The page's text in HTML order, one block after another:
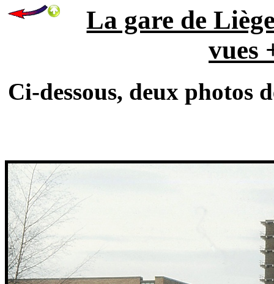
La gare de
vues
Ci-dessous, deux photos